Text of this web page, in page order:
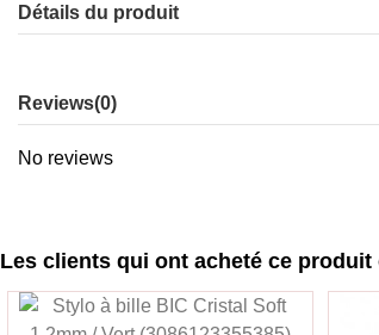
Détails du produit
Reviews(0)
No reviews
Les clients qui ont acheté ce produit